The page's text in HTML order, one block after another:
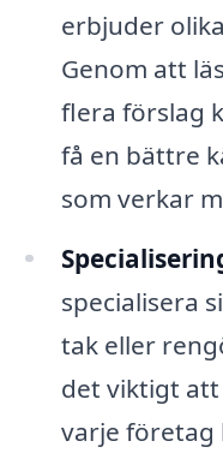
erbjuder
Genom att
flera förslag
få en bättre
som verkar
specialisera
tak eller
det viktigt att
varje företag